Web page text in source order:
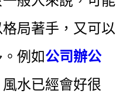
局著手，又可以
例如公司辦公
水已經會好很